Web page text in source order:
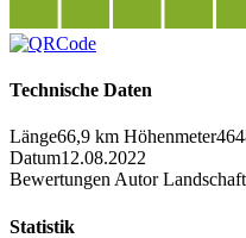
Technische Daten
Länge66,9 km Höhenmeter
Datum12.08.2022
Bewertungen Autor Landschaft
Statistik